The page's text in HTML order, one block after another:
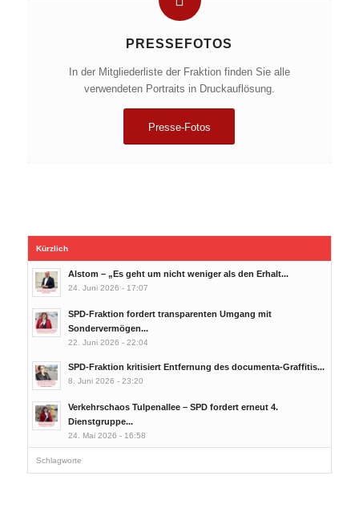
PRESSEFOTOS
In der Mitgliederliste der Fraktion finden Sie alle
verwendeten Portraits in Druckauflösung.
Presse-Fotos
Kürzlich
Alstom – „Es geht um nicht weniger als den Erhalt...
24. Juni 2026 - 17:07
SPD-Fraktion fordert transparenten Umgang mit
Sondervermögen...
22. Juni 2026 - 22:04
SPD-Fraktion kritisiert Entfernung des documenta-Graffitis...
8. Juni 2026 - 23:20
Verkehrschaos Tulpenallee – SPD fordert erneut 4.
Dienstgruppe...
24. Mai 2026 - 16:58
Schlagworte